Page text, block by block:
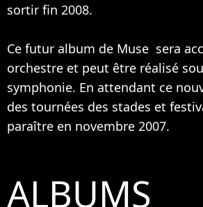
sortir fin 2008.
Ce futur album de Muse sera
orchestre et peut être réalisé
symphonie. En attendant ce
des tournées des stades et
paraître en novembre 2007.
ALBUMS